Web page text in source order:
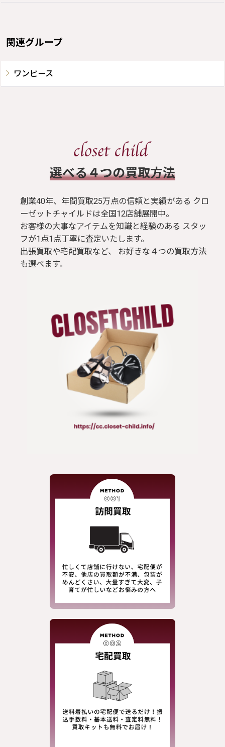
関連グループ
ワンピース
​選べる４つの買取方法
創業40年、年間買取25万点の信頼と実績がある クロ
ーゼットチャイルドは全国12店舗展開中。
お客様の大事なアイテムを知識と経験のある スタッ
フが1点1点丁寧に査定いたします。
出張買取や宅配買取など、 お好きな４つの買取方法
も選べます。